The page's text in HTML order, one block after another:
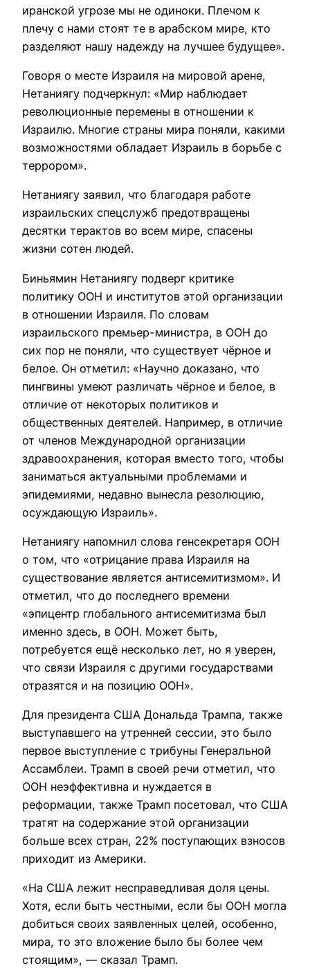
иранской угрозе мы не одиноки. Плечом к
плечу с нами стоят те в арабском мире, кто
разделяют нашу надежду на лучшее будущее».
Говоря о месте Израиля на мировой арене,
Нетаниягу подчеркнул: «Мир наблюдает
революционные перемены в отношении к
Израилю. Многие страны мира поняли, какими
возможностями обладает Израиль в борьбе с
террором».
Нетаниягу заявил, что благодаря работе
израильских спецслужб предотвращены
десятки терактов во всем мире, спасены
жизни сотен людей.
Биньямин Нетаниягу подверг критике
политику ООН и институтов этой организации
в отношении Израиля. По словам
израильского премьер-министра, в ООН до
сих пор не поняли, что существует чёрное и
белое. Он отметил: «Научно доказано, что
пингвины умеют различать чёрное и белое, в
отличие от некоторых политиков и
общественных деятелей. Например, в отличие
от членов Международной организации
здравоохранения, которая вместо того, чтобы
заниматься актуальными проблемами и
эпидемиями, недавно вынесла резолюцию,
осуждающую Израиль».
Нетаниягу напомнил слова генсекретаря ООН
о том, что «отрицание права Израиля на
существование является антисемитизмом». И
отметил, что до последнего времени
«эпицентр глобального антисемитизма был
именно здесь, в ООН. Может быть,
потребуется ещё несколько лет, но я уверен,
что связи Израиля с другими государствами
отразятся и на позицию ООН».
Для президента США Дональда Трампа, также
выступавшего на утренней сессии, это было
первое выступление с трибуны Генеральной
Ассамблеи. Трамп в своей речи отметил, что
ООН неэффективна и нуждается в
реформации, также Трамп посетовал, что США
тратят на содержание этой организации
больше всех стран, 22% поступающих взносов
приходит из Америки.
«На США лежит несправедливая доля цены.
Хотя, если быть честными, если бы ООН могла
добиться своих заявленных целей, особенно,
мира, то это вложение было бы более чем
стоящим», — сказал Трамп.